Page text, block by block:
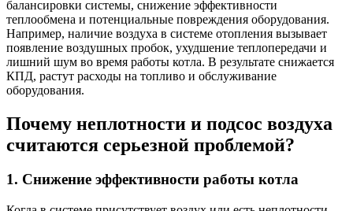
балансировки системы, снижение эффективности
теплообмена и потенциальные повреждения оборудования.
Например, наличие воздуха в системе отопления вызывает
появление воздушных пробок, ухудшение теплопередачи и
лишний шум во время работы котла. В результате снижается
КПД, растут расходы на топливо и обслуживание
оборудования.
Почему неплотности и подсос воздуха
считаются серьезной проблемой?
1. Снижение эффективности работы котла